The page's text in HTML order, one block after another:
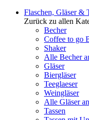
Flaschen, Gläser &
Zurück zu allen
Becher
Coffee to go
Shaker
Alle Becher
Gläser
Biergläser
Teeglaeser
Weingläser
Alle Gläser
Tassen